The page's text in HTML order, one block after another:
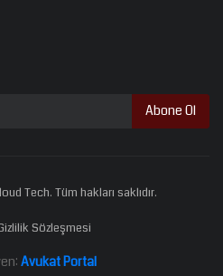
Abone Ol
Tech. Tüm hakları saklıdır.
Sözleşmesi
Avukat Portal